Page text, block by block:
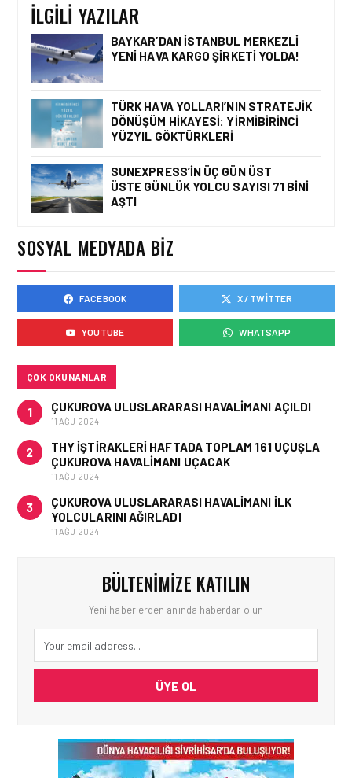
DINKIRCI’DEN KONTROL
KULESI’NE ZIYARET
HAVAALANI • 05 AĞU 2026
HAVAALANI • 05 AĞU 2026
ISG’NIN TERMINAL
MEMURLARINDAN CAN
KURTARAN HAMLE
İLGILI YAZILAR
BAYKAR’DAN İSTANBUL MERKEZLI
YENI HAVA KARGO ŞIRKETI YOLDA!
TÜRK HAVA YOLLARI’NIN STRATEJIK
DÖNÜŞÜM HIKAYESI: YIRMIBIRINCI
YÜZYIL GÖKTÜRKLERI
SUNEXPRESS’IN ÜÇ GÜN ÜST
ÜSTE GÜNLÜK YOLCU SAYISI 71 BINI
AŞTI
SOSYAL MEDYADA BIZ
FACEBOOK X / TWITTER
YOUTUBE WHATSAPP
ÇOK OKUNANLAR
1 ÇUKUROVA ULUSLARARASI HAVALIMANI AÇILDI
11 AĞU 2024
2
THY IŞTIRAKLERI HAFTADA TOPLAM 161 UÇUŞLA
ÇUKUROVA HAVALIMANI UÇACAK
11 AĞU 2024
3
ÇUKUROVA ULUSLARARASI HAVALIMANI İLK
YOLCULARINI AĞIRLADI
11 AĞU 2024
BÜLTENIMIZE KATILIN
Yeni haberlerden anında haberdar olun
ÜYE OL